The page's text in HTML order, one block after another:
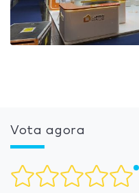
Vota agora